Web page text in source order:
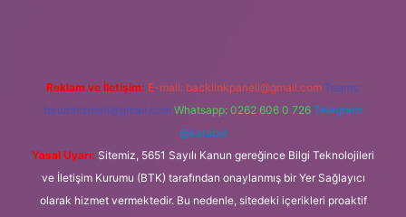
Reklam ve İletişim: E-mail: backlinkpaneli@gmail.com Teams:
forumhizmeti@gmail.com Whatsapp: 0262 606 0 726 Telegram:
@karabul
Yasal Uyarı: Sitemiz, 5651 Sayılı Kanun gereğince Bilgi Teknolojileri
ve İletişim Kurumu (BTK) tarafından onaylanmış bir Yer Sağlayıcı
olarak hizmet vermektedir. Bu nedenle, sitedeki içerikleri proaktif